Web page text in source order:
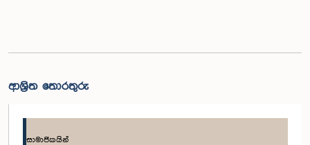
ආශ්‍රිත තොරතුරු
සාමාජිකයින්